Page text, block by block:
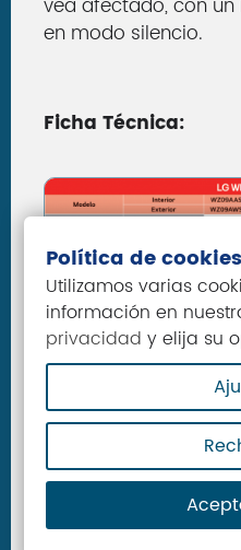
en modo silencio.
Ficha Técnica:
Política de cookies
Utilizamos varias
información en
privacidad y elija su